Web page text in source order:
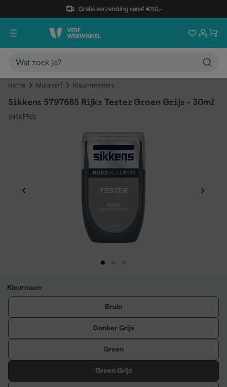
Gratis verzending vanaf €50,-
Home Muurverf Kleurentesters
Sikkens 5797685 Rijks Tester Groen Grijs - 30ml
SIKKENS
Kleurnaam
Bruin
Donker Grijs
Groen
Groen Grijs